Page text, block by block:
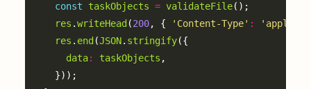
const
taskObjects = validateFile
res .writeHead (200, { 'Content-Type' :
res . end (JSON. stringify
data: taskObjects